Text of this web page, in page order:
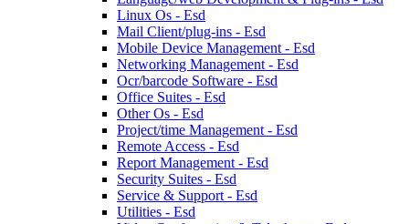
Linux Os - Esd
Mail Client/plug-ins - Esd
Mobile Device Management - Esd
Networking Management - Esd
Ocr/barcode Software - Esd
Office Suites - Esd
Other Os - Esd
Project/time Management - Esd
Remote Access - Esd
Report Management - Esd
Security Suites - Esd
Service & Support - Esd
Utilities - Esd